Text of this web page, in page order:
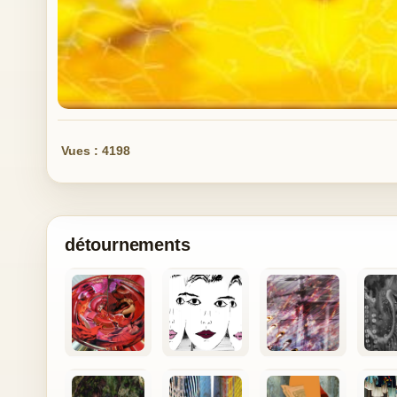
Vues : 4198
détournements